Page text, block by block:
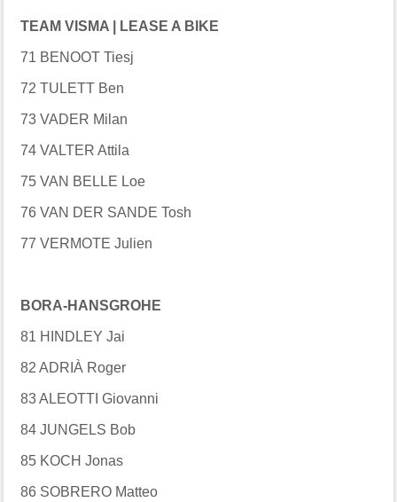
TEAM VISMA | LEASE A BIKE
71 BENOOT Tiesj
72 TULETT Ben
73 VADER Milan
74 VALTER Attila
75 VAN BELLE Loe
76 VAN DER SANDE Tosh
77 VERMOTE Julien
BORA-HANSGROHE
81 HINDLEY Jai
82 ADRIÀ Roger
83 ALEOTTI Giovanni
84 JUNGELS Bob
85 KOCH Jonas
86 SOBRERO Matteo